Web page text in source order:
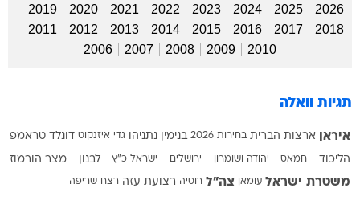
2026
2025
2024
2023
2022
2021
2020
2019
2018
2017
2016
2015
2014
2013
2012
2011
2010
2009
2008
2007
2006
תגיות וואלה
איראן ארצות הברית בחירות 2026 בנימין נתניהו גדי איזנקוט דונלד טראמפ
הליכוד חמאס יהודה ושומרון ירושלים ישראל כ"ץ לבנון מצר הורמוז
משטרת ישראל עומאן צה"ל רוסיה רצועת עזה רצח שריפה